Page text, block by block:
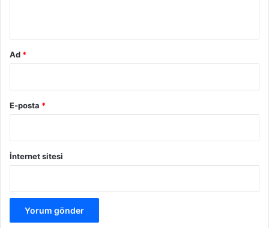
Ad *
E-posta *
İnternet sitesi